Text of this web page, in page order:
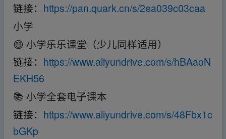
链接： https://pan.quark.cn/s/2ea039c03caa
小学
😄 小学乐乐课堂（少儿同样适用）
链接： https://www.aliyundrive.com/s/hBAaoN
EKH56
📚 小学全套电子课本
链接： https://www.aliyundrive.com/s/48Fbx1c
bGKp